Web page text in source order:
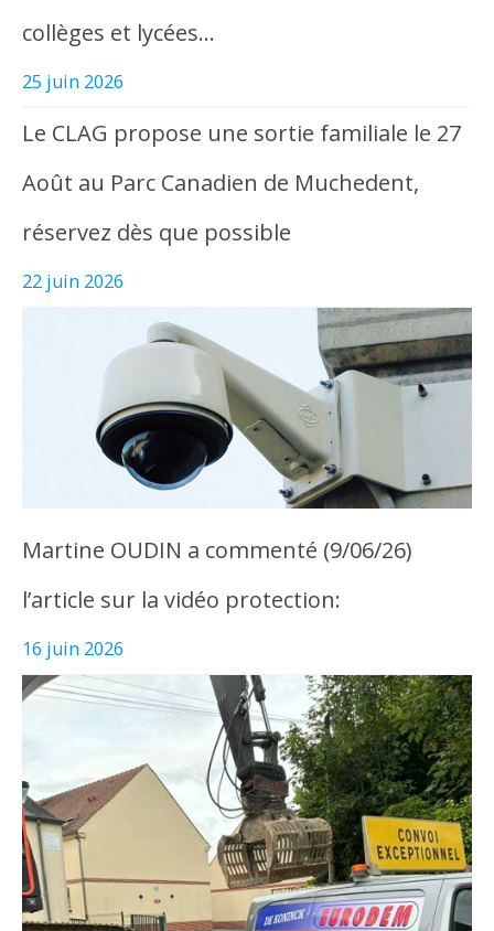
collèges et lycées…
25 juin 2026
Le CLAG propose une sortie familiale le 27
Août au Parc Canadien de Muchedent,
réservez dès que possible
22 juin 2026
Martine OUDIN a commenté (9/06/26)
l’article sur la vidéo protection:
16 juin 2026